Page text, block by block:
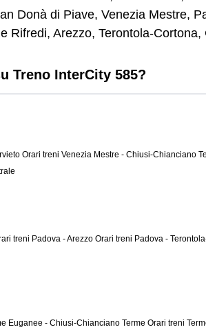
Donà di Piave, Venezia Mestre,
Rifredi, Arezzo, Terontola-
Treno InterCity 585?
Orari treni Venezia Mestre - Chiusi-Chianciano
treni Padova - Arezzo Orari treni Padova -
Euganee - Chiusi-Chianciano Terme Orari treni